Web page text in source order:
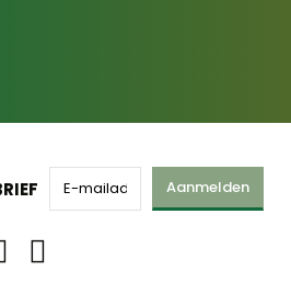
Aanmelden